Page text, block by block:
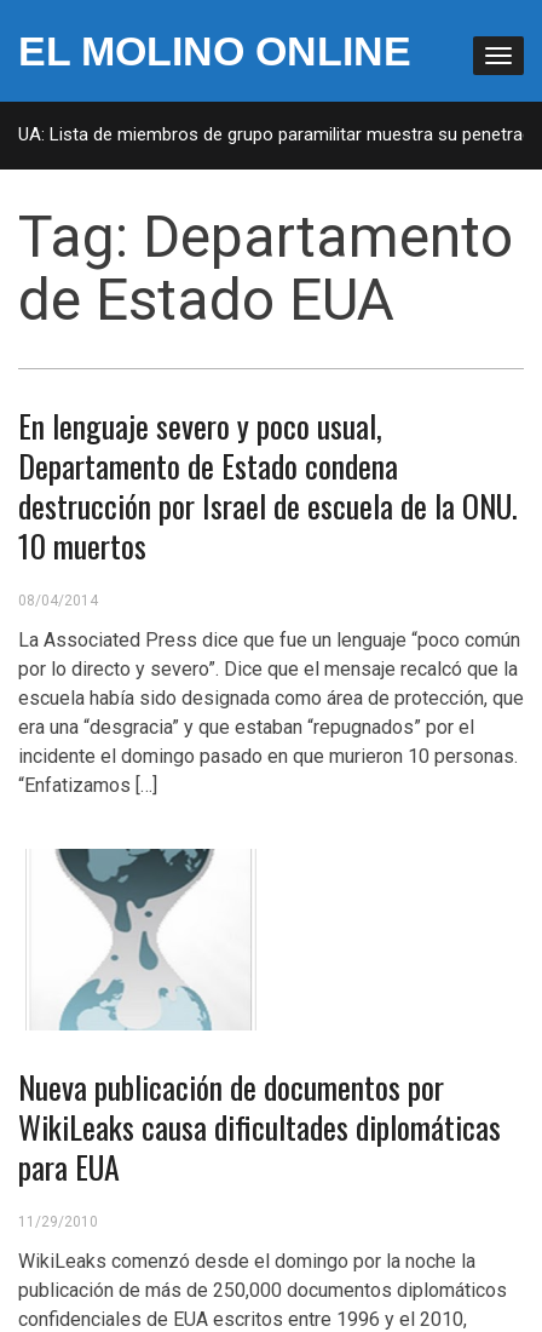
EL MOLINO ONLINE
Lista de miembros de grupo paramilitar muestra su
Tag: Departamento
de Estado EUA
En lenguaje severo y poco usual,
Departamento de Estado condena
destrucción por Israel de escuela de la ONU.
10 muertos
08/04/2014
La Associated Press dice que fue un lenguaje “poco común
por lo directo y severo”. Dice que el mensaje recalcó que la
escuela había sido designada como área de protección, que
era una “desgracia” y que estaban “repugnados” por el
incidente el domingo pasado en que murieron 10 personas.
“Enfatizamos […]
Nueva publicación de documentos por
WikiLeaks causa dificultades diplomáticas
para EUA
11/29/2010
WikiLeaks comenzó desde el domingo por la noche la
publicación de más de 250,000 documentos diplomáticos
confidenciales de EUA escritos entre 1996 y el 2010,